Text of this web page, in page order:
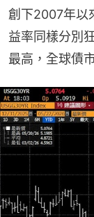
創下2007年以
益率同樣分別
最高，全球債